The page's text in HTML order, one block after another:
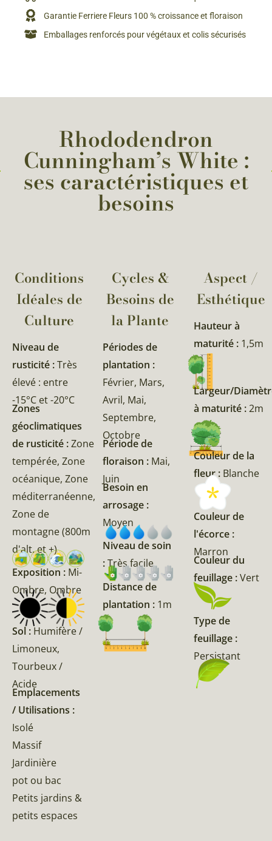
Garantie Ferriere Fleurs 100 % croissance et floraison
Emballages renforcés pour végétaux et colis sécurisés
Rhododendron
Cunningham’s White :
ses caractéristiques et
besoins
Conditions
Idéales de
Culture
Niveau de
rusticité :Très
élevé : entre
-15°C et -20°C
Zones
géoclimatiques
de rusticité :Zone
tempérée, Zone
océanique, Zone
méditerranéenne,
Zone de
montagne (800m
d'alt. et +)
Exposition : Mi-
Ombre, Ombre
Sol : Humifère /
Limoneux,
Tourbeux /
Acide
Emplacements
/ Utilisations :
Isolé
Massif
Jardinière
pot ou bac
Petits jardins &
petits espaces
Cycles &
Besoins de
la Plante​
Périodes de
plantation :
Février, Mars,
Avril, Mai,
Septembre,
Octobre
Période de
floraison : Mai,
Juin
Besoin en
arrosage :
Moyen
Niveau de soin
:Très facile
Distance de
plantation : 1m
Aspect /
Esthétique
Hauteur à
maturité : 1,5m
Largeur/
à maturité :2m
Couleur de la
fleur : Blanche
Couleur de
l'écorce :
Marron
Couleur du
feuillage :Vert
Type de
feuillage :
Persistant